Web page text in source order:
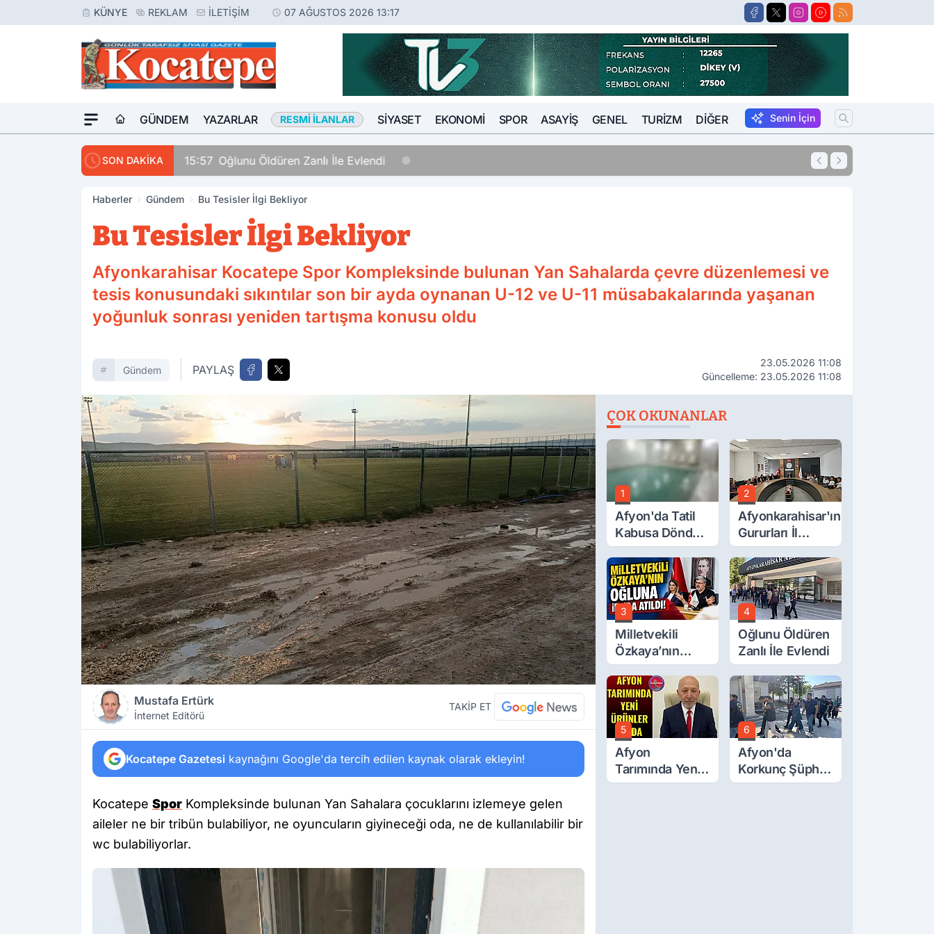
KÜNYE REKLAM İLETIŞIM 07 AĞUSTOS 2026 13:17
GÜNDEM YAZARLAR RESMI İLANLAR SIYASET EKONOMI SPOR ASAYIŞ GENEL TURIZM DIĞER Senin İçin
SON DAKİKA Avukatlar Arasındaki Tartışma Kanlı Bitti. Avukat Tartıştığı Meslektaşını İki
Haberler Gündem Bu Tesisler İlgi Bekliyor
Bu Tesisler İlgi Bekliyor
Afyonkarahisar Kocatepe Spor Kompleksinde bulunan Yan Sahalarda çevre düzenlemesi ve
tesis konusundaki sıkıntılar son bir ayda oynanan U-12 ve U-11 müsabakalarında yaşanan
yoğunluk sonrası yeniden tartışma konusu oldu
Gündem PAYLAŞ
23.05.2026 11:08
Güncelleme: 23.05.2026 11:08
Mustafa Ertürk
İnternet Editörü
TAKİP ET
Kocatepe Gazetesi kaynağını Google'da tercih edilen kaynak olarak ekleyin!
Kocatepe Spor Kompleksinde bulunan Yan Sahalara çocuklarını izlemeye gelen
aileler ne bir tribün bulabiliyor, ne oyuncuların giyineceği oda, ne de kullanılabilir bir
wc bulabiliyorlar.
ÇOK OKUNANLAR
1
Afyon'da Tatil
Kabusa Döndü,
Acı Son!
2
Afyonkarahisar'ın
Gururları İl
Müdürüyle
Buluştu
3
Milletvekili
Özkaya’nın
Oğluna İftira
Atıldı
4
Oğlunu Öldüren
Zanlı İle Evlendi
5
Afyon
Tarımında Yeni
Ürünler Yolda
6
Afyon'da
Korkunç Şüphe!
Düştü Mü,